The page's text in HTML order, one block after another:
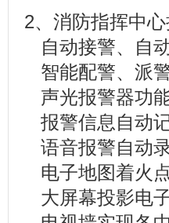
2、消防指挥中
自动接警、自
智能配警、派
声光报警器功
报警信息自动
语音报警自动
电子地图着火
大屏幕投影电